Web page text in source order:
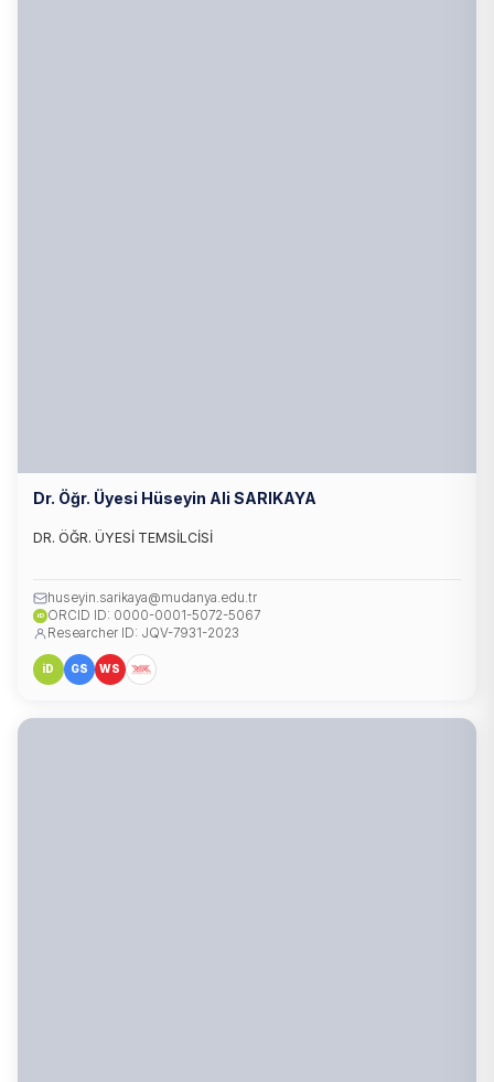
Dr. Öğr. Üyesi Hüseyin Ali SARIKAYA
DR. ÖĞR. ÜYESİ TEMSİLCİSİ
huseyin.sarikaya@mudanya.edu.tr
iD ORCID ID: 0000-0001-5072-5067
Researcher ID: JQV-7931-2023
iD GS WS